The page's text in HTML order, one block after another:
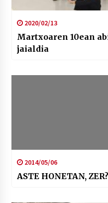
2020/02/13
Martxoaren 10ean
jaialdia
2014/05/06
ASTE HONETAN, ZER?